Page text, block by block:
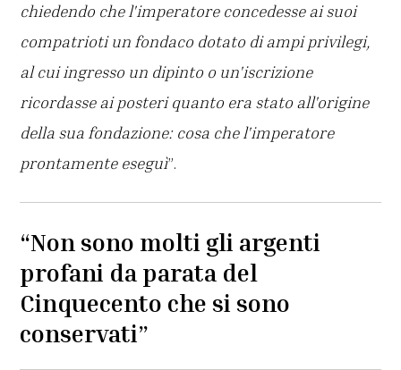
chiedendo che l'imperatore concedesse ai suoi
compatrioti un fondaco dotato di ampi privilegi,
al cui ingresso un dipinto o un'iscrizione
ricordasse ai posteri quanto era stato all'origine
della sua fondazione: cosa che l'imperatore
prontamente eseguì”.
“Non sono molti gli argenti
profani da parata del
Cinquecento che si sono
conservati”